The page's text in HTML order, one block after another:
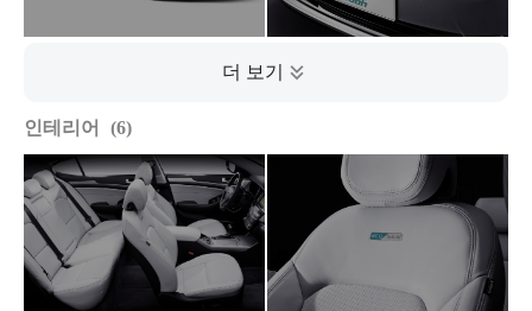
인테리어 6